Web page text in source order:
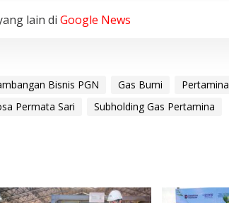
lain di Google News
Bisnis PGN Gas Bumi
Permata Sari Subholding Gas Pertamina